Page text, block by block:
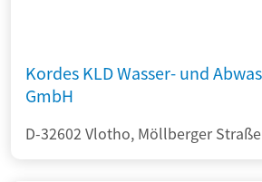
Kordes KLD Wasser- und
GmbH
D-32602 Vlotho, Möllberger